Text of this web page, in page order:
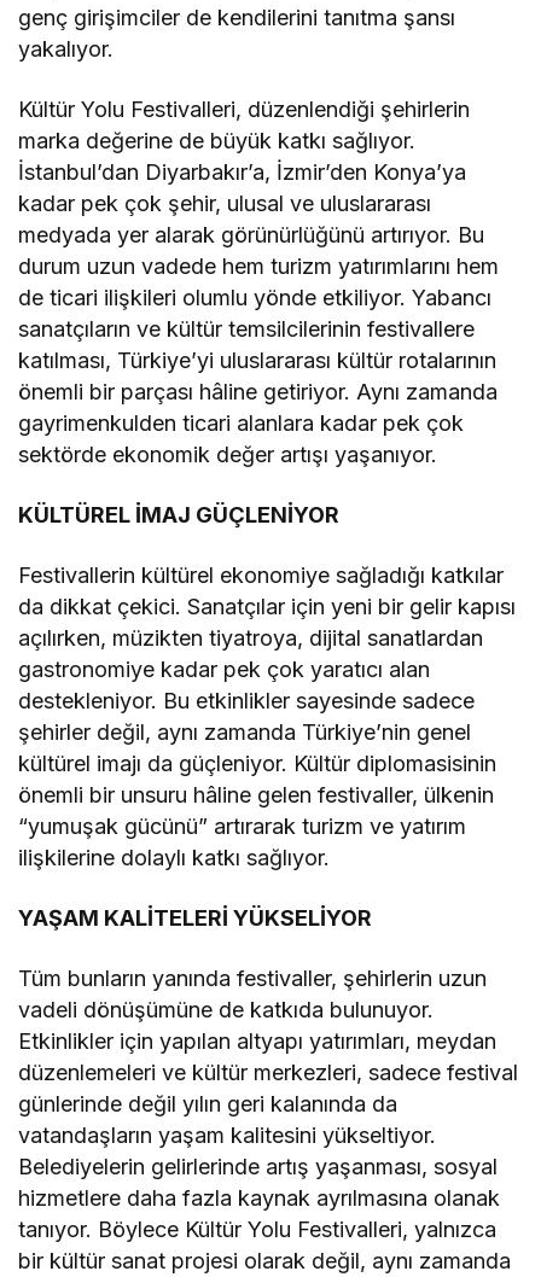
genç girişimciler de kendilerini tanıtma şansı
yakalıyor.
Kültür Yolu Festivalleri, düzenlendiği şehirlerin
marka değerine de büyük katkı sağlıyor.
İstanbul’dan Diyarbakır’a, İzmir’den Konya’ya
kadar pek çok şehir, ulusal ve uluslararası
medyada yer alarak görünürlüğünü artırıyor. Bu
durum uzun vadede hem turizm yatırımlarını hem
de ticari ilişkileri olumlu yönde etkiliyor. Yabancı
sanatçıların ve kültür temsilcilerinin festivallere
katılması, Türkiye’yi uluslararası kültür rotalarının
önemli bir parçası hâline getiriyor. Aynı zamanda
gayrimenkulden ticari alanlara kadar pek çok
sektörde ekonomik değer artışı yaşanıyor.
KÜLTÜREL İMAJ GÜÇLENİYOR
Festivallerin kültürel ekonomiye sağladığı katkılar
da dikkat çekici. Sanatçılar için yeni bir gelir kapısı
açılırken, müzikten tiyatroya, dijital sanatlardan
gastronomiye kadar pek çok yaratıcı alan
destekleniyor. Bu etkinlikler sayesinde sadece
şehirler değil, aynı zamanda Türkiye’nin genel
kültürel imajı da güçleniyor. Kültür diplomasisinin
önemli bir unsuru hâline gelen festivaller, ülkenin
“yumuşak gücünü” artırarak turizm ve yatırım
ilişkilerine dolaylı katkı sağlıyor.
YAŞAM KALİTELERİ YÜKSELİYOR
Tüm bunların yanında festivaller, şehirlerin uzun
vadeli dönüşümüne de katkıda bulunuyor.
Etkinlikler için yapılan altyapı yatırımları, meydan
düzenlemeleri ve kültür merkezleri, sadece festival
günlerinde değil yılın geri kalanında da
vatandaşların yaşam kalitesini yükseltiyor.
Belediyelerin gelirlerinde artış yaşanması, sosyal
hizmetlere daha fazla kaynak ayrılmasına olanak
tanıyor. Böylece Kültür Yolu Festivalleri, yalnızca
bir kültür sanat projesi olarak değil, aynı zamanda